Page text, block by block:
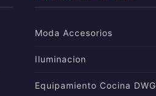
Moda Accesorios
Iluminacion
Equipamiento Cocina DWG